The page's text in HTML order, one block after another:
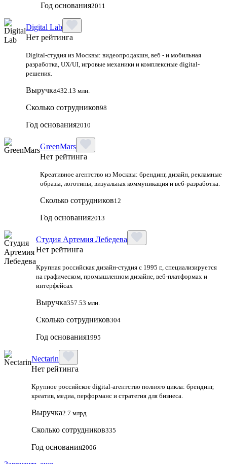
Год основания2011
Digital Lab
Нет рейтинга
Digital-студия из Москвы: видеопродакшн, веб - и мобильная
разработка, UX/UI, игровые механики и комплексные digital-
решения.
Выручка432.13 млн.
Сколько сотрудников98
Год основания2010
GreenMars
Нет рейтинга
Креативное агентство из Москвы: брендинг, дизайн, рекламные
образы, логотипы, визуальная коммуникация и веб-разработка.
Сколько сотрудников12
Год основания2013
Студия Артемия Лебедева
Нет рейтинга
Крупная российская дизайн‑студия с 1995 г., специализируется
на графическом, промышленном дизайне, веб‑платформах и
интерфейсах
Выручка357.53 млн.
Сколько сотрудников304
Год основания1995
Nectarin
Нет рейтинга
Крупное российское digital‑агентство полного цикла: брендинг,
креатив, медиа, перформанс и стратегия для бизнеса.
Выручка2.7 млрд
Сколько сотрудников335
Год основания2006